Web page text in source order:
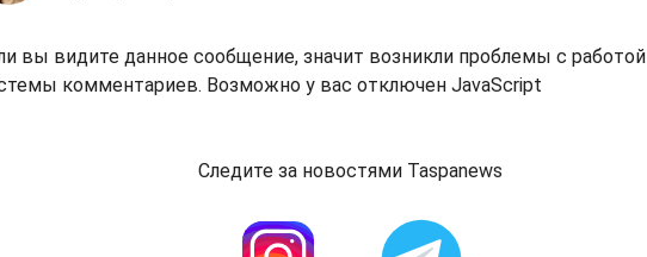
вы видите данное сообщение, значит возникли проблемы с работой
комментариев. Возможно у вас отключен JavaScript
Следите за новостями Taspanews